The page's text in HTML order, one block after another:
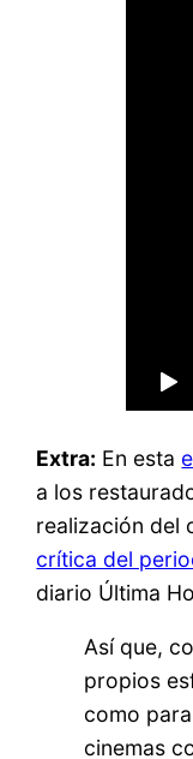
Extra: En esta
a los
realización del
crítica del
diario Última
Así que,
propios
como
cinemas